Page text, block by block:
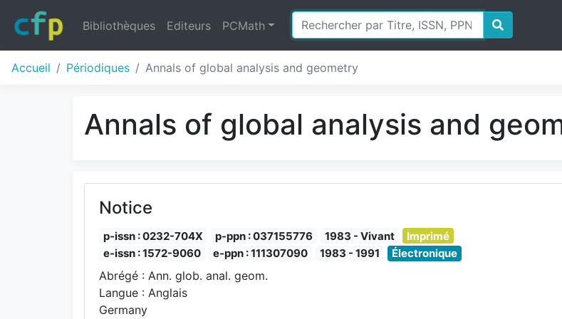
Bibliothèques Editeurs PCMath
Accueil Périodiques Annals of global analysis and geometry
Annals of global analysis and
Notice
p-issn : 0232-704X p-ppn : 037155776 1983 - Vivant
Imprimé
e-issn : 1572-9060
e-ppn : 111307090 1983 - 1991 Électronique
Abrégé : Ann. glob. anal. geom.
Langue : Anglais
Germany